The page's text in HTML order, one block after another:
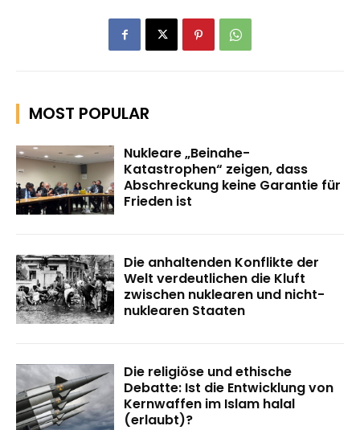
MOST POPULAR
Nukleare „Beinahe-
Katastrophen“ zeigen, dass
Abschreckung keine Garantie für
Frieden ist
Die anhaltenden Konflikte der
Welt verdeutlichen die Kluft
zwischen nuklearen und nicht-
nuklearen Staaten
Die religiöse und ethische
Debatte: Ist die Entwicklung von
Kernwaffen im Islam halal
(erlaubt)?